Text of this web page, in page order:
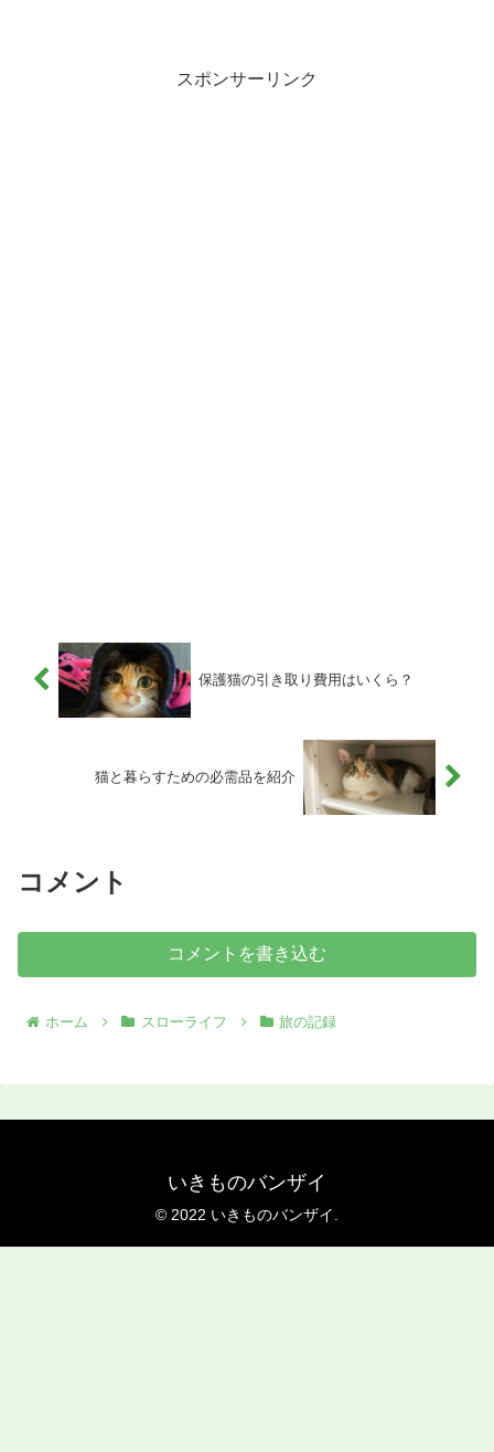
スポンサーリンク
保護猫の引き取り費用はいくら？
猫と暮らすための必需品を紹介
コメント
コメントを書き込む
ホーム スローライフ 旅の記録
いきものバンザイ
© 2022 いきものバンザイ.